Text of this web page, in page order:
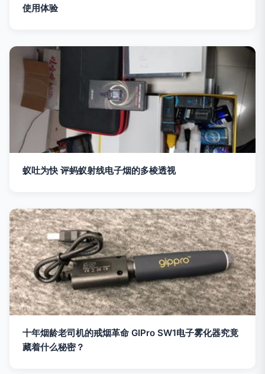
使用体验
蚁吐为快 评蚂蚁射线电子烟的多棱透视
十年烟龄老司机的戒烟革命 GIPro SW1电子雾化器究竟
藏着什么秘密？